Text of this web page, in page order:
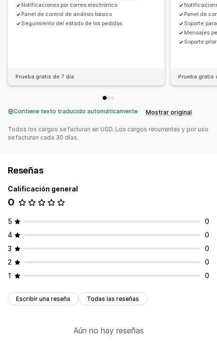
Notificaciones por correo electrónico
Panel de control de análisis básico
Seguimiento del estado de los pedidos
Prueba gratis de 7 día
Panel de
Soporte
Mensajes
Soporte
Prueba gratis
Contiene texto traducido automáticamente Mostrar original
Todos los cargos se facturan en USD. Los cargos recurrentes y por uso
se facturan cada 30 días.
Reseñas
Calificación general
0
5
0
4
0
3
0
2
0
1
0
Escribir una reseña Todas las reseñas
Aún no hay reseñas